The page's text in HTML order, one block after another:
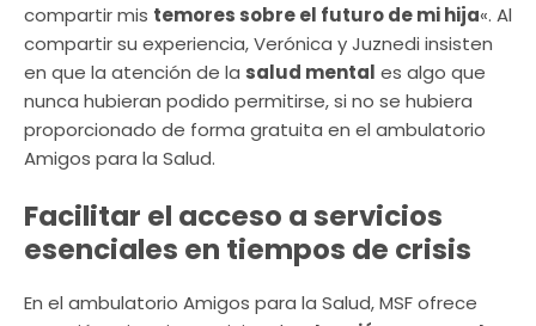
compartir mis temores sobre el futuro de mi hija«. Al
compartir su experiencia, Verónica y Juznedi insisten
en que la atención de la salud mental es algo que
nunca hubieran podido permitirse, si no se hubiera
proporcionado de forma gratuita en el ambulatorio
Amigos para la Salud.
Facilitar el acceso a servicios
esenciales en tiempos de crisis
En el ambulatorio Amigos para la Salud, MSF ofrece